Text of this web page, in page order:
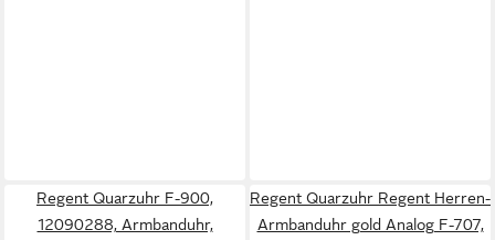
Regent Quarzuhr F-900,
12090288, Armbanduhr,
Regent Quarzuhr Regent Herren-
Armbanduhr gold Analog F-707,